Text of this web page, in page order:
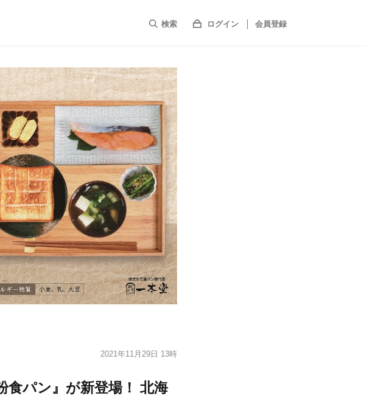
検索 ログイン 会員登録
2021年11月29日 13時
食パン』が新登場！ 北海